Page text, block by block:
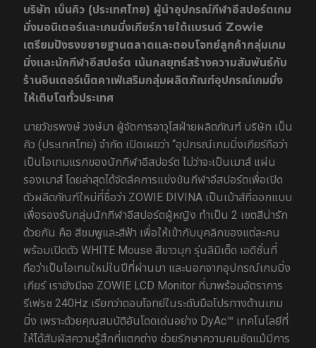
บริษัท เบ็นคิว (ประเทศไทย) ผู้นำอุปกรณ์กีฬาอีสปอร์ตเกม
มิ่งมอนิเตอร์และเกมมิ่งเกียร์ภายใต้แบรนด์ Zowie
เตรียมปังธงขยายฐานตลาดและตอบโจทย์ลูกค้ากลุ่มเกม
มิ่งและนักกีฬาอีสปอร์ต เน้นกลยุทธ์สร้างความสัมพันธ์กับ
ร้านอินเตอร์เน็ตคาเฟ่เสริมกลุ่มผลิตภัณฑ์อุปกรณ์เกมมิ่ง
ให้เติบโตทั่วประเทศ
นายวัชรพงษ์ วงษ์มา ผู้จัดการอาวุโสฝ่ายผลิตภัณฑ์ บริษัท เบ็น
คิว (ประเทศไทย) จำกัด เปิดเผยว่า “อุปกรณ์เกมมิ่งเกียร์ถือว่า
เป็นไอเทมแรกของนักกีฬาอีสปอร์ต ไม่ว่าจะเป็นเมาส์ แผ่น
รองเมาส์ โดยล่าสุดได้จัดลีคการแข่งขันกีฬาอีสปอร์ตเพื่อเปิด
ตัวผลิตภัณฑ์ใหม่ที่ชื่อว่า ZOWIE DIVINA เป็นเม้าส์ที่ออกแบบ
เพื่อรองรับกลุ่มนักกีฬาอีสปอร์ตผู้หญิง ทำเป็น 2 เชตสีน่ารัก
ด้วยกัน คือ สีชมพูและสีฟ้า เพื่อให้เข้ากับบุคลิกของแต่ละคน
พร้อมเปิดตัว WHITE Mouse สีขาวมุก รุ่นลิมิเต็ด เอดิชั่นที่
ถือว่าเป็นไอเทมใหม่ในปีที่ผ่านมา และนอกจากอุปกรณ์เกมมิ่ง
เกียร์ เรายังมีจอ ZOWIE LCD Monitor ที่มาพร้อมอัตราการ
รีเฟรช 240Hz เรียกว่าตอบโจทย์ในระดับมือโปรทางด้านเกม
มิ่ง เพราะด้วยคุณสมบัติอันโดดเด่นอย่าง DyAc™ เทคโนโลยีที่
ให้ได้สัมผัสความรู้สึกที่แตกต่าง ช่วยรักษาความคมชัดแม้มีการ